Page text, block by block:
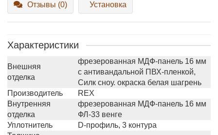
Отзывы (0) Установка
Характеристики
Внешняя
отделка
фрезерованная МДФ-панель 16 мм
с антивандальной ПВХ-пленкой,
Силк сноу. окраска белая шагрень
Производитель
REX
Внутренняя
отделка
фрезерованная МДФ-панель 16 мм
ФЛ-33 венге
Уплотнитель
D-профиль, 3 контура